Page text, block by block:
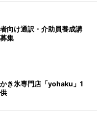
向け通訳・介助員養成講
集
き氷専門店「yohaku」1